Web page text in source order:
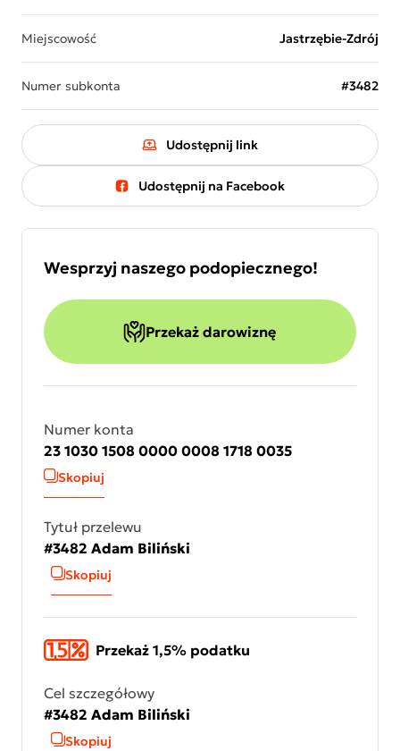
Miejscowość Jastrzębie-Zdrój
Numer subkonta #3482
Udostępnij link
Udostępnij na Facebook
Wesprzyj naszego podopiecznego!
Przekaż darowiznę
Numer konta
23 1030 1508 0000 0008 1718 0035
Skopiuj
Tytuł przelewu
#3482 Adam Biliński
Skopiuj
Przekaż 1,5% podatku
Cel szczegółowy
#3482 Adam Biliński
Skopiuj